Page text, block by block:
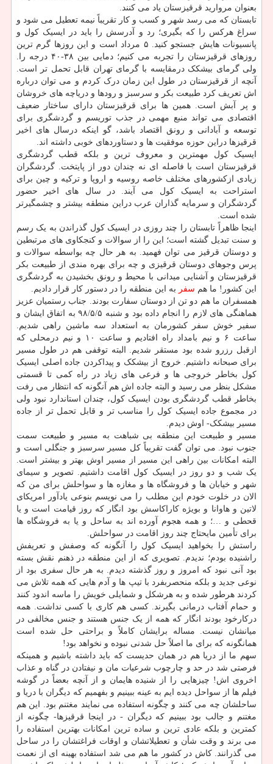
بعنوان مروارید قرقیزستان یاد می کنند.
تابستان که می رسد شهر و کسب و کار تقریباً نیمه تعطیل می شود و
سراغ هرکس را که بگیری؛ رد و آدرسش را باید در ایسیک کول و
پانسیونات هایش جستجو کنید. ۵ مرداد است و این روزها گرم ترین
روزهای قرقیزستان را تجربه می کنیم؛ دمایی بین ۳۸-۴۰ درجه را.
ولی گرمای بیشکک درمقایسه با گرمای تهران قابل تحمل تر است.
آنچه از قرقیزستان در طول این زمان درک کردم و می توان درباره
اش تعریف کرد طبیعت بکر و سرسبز و رودها و دریاچه های خروشان
و پر آبش است. همین ها برای قرقیزستان دارای ساختار ضعیف
اقتصادی می تواند منبع مهمی در جذب توریسم و گردشگری برای
توسعه و آبادانی و رونق اقتصاد باشد، گو اینکه درسال های اخیر
قرقیزها دراین حوزه موفقیت ها و دستاوردهای خوبی داشته اند.
ایسیک کول مهمترین و معروف ترین و بلکه قطب گردشگری
قرقیزستان است با فاصله ای نه چندان دور از پایتخت. گردشگران
زیادی ازکشورهای مختلف خاصه روسیه و اروپا و ترکیه و چین برای
استراحت به ایسیک کول می آیند. در سال های اخیر حضور
گردشگران و سرمایه گذاران عرب دراین منطقه بیشتر و چشمگیرتر
شده است.
اینجا ظاهراً تابستان را چند روزی در ایسیک کول گذراندن به یک رسم
و سنت تبدیل گشته است؛ این را از سوالات و کنجکاوی های مرتبطین
و دوستان قرقیز می توان فهمید. به هر حال چه بواسطه سوالات و
پرس وجوهای دوستان قرقیزی و چه برای بهره مندی از طبیعت بکر
قرقیزستان و آشنایی میدانی با محیط و رونق بخشیدن به گردشگری
این کشور! ما هم سفر به این منطقه را در دستور کار قرار دادیم.
همسفران ما هم دو تن از دوستان سفارت بودند. جناب رستمیان عزیز
هماهنگی های لازم را انجام داده بود و شنبه ۹۸/۵/۵ به اتفاق ایشان و
سفیر خوش سفر کشورمان به استعداد سه ماشین راهی شدیم.
ساعت ۶ و نیم بامداد راه افتادیم و ساعت ۱۰ و نیم درمحلی که
ازقبل رزرو شده بود مستقر شدیم. البته توقفی هم در طول مسیر
برای صبحانه داشتیم. خروج از بیشکک و پیداکردن جاده اصلی ایسیک
کول بخاطر خروجی ها و فرعی های زیاد در راه کمی تا قسمتی
مشکل بنظر می رسید و البته جاده اش هم آنگونه که انتظار می رفت
بخاطر قطب گردشگری بودن ایسیک کول، چندان استاندارد نبود ولی
در مجموع جاده ایسیک کول را مناسب تر و قابل تحمل تر از جاده
مسیر بیشکک- اوش دیدم.
مسیر و طبیعت این منطقه بی شباهت به مسیر و طبیعت سمت
جنوب نبود. می توان گفت تقریباً کل مسیر سرسبز و جنگلی است و
البته امکانات بین راهی این مسیر از مسیر اوش بهتر و بیشتر است.
یک شب و دو روز در ایسیک کول اقامت داشتیم. تصویر و سیمای
شهر و خیابان ها و فروشگاه ها و مغازه ها و سواحلش برای من که
الان در خلوت خودم این مطلب را می نویسم بنوعی یادآور امریکای
لاتین و هاوانا و بویژه کاراکاسش بود انگار که روز قیامت است و یا
قحطی و …؛ و همه هجوم آورده اند به ساحل و یا به فروشگاه ها
برای تأمین مایحتاج چند روز اقامت در سواحلش.
راستش را بخواهید ایسیک کول را آنگونه که وصفش و تعریفش
راشنیده بودم؛ ندیدم. تصویری که از این منطقه در ذهنم نقش بسته
بود آنی نبود که امروز و روز گذشته دیدم. به هر حال سفری بود از
نوعی جدید و بلکه منحصربفرد با تیپ ها و آدم هایی که همه تلاش می
کردند هرطور شده و به هرشکل و شمایلی خویش را ماسه اندود کنند
و حمام آفتاب درمانی بگیرند. کسی هم کاری با کسی نداشت. همه
درکارخود بودند انگار که همه از یک جنس هستند و جنس مخالفی در
میانشان نیست. مساله برایشان کاملاً و براحتی حل شده است
همانگونه که برای ما اصلاً حل شدنی نبوده و نخواهد بود!
سهم ما از دریا هم در همان حدیست که باید داشته باشیم و همینکه
فرصتی شد در حد و چارچوب شرعیات مان و نیفتادن در گناه و عذاب
اخروی اش! چیزهایی را از شنیده هایمان و از آنچه بعضاً در گوشه
فیلم ها از سواحل دیده ایم به عینه ببینیم و بفهمیم که دیگران با دریا و
ساحلشان چه می کنند و چگونه استفاده می نمایند مغتنم بود. این هم
مغتنم و جالب بود ببینیم که دیگران - در اینجا قرقیزها- چگونه از
کمترین و بلکه عادی ترین و ساده ترین امکانات بهترین استفاده را
می برند و وقت شأن و تعطیلاتشان و اوقات فراغتشان را در ساحل
می گذرانند. کاش در کشور ما هم می شد استفاده بهینه ای از نعمت